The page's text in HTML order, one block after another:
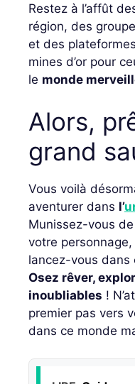
Restez à l’affût
région, des
et des
mines d’or pour
le monde
Alors,
grand
Vous voilà
aventurer dans l’
Munissez-vous
votre
lancez-vous dans
Osez rêver,
inoubliables !
premier pas vers
dans ce monde